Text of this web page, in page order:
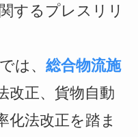
するプレスリリ
は、 総合物流施
改正、貨物自動
化法改正を踏ま